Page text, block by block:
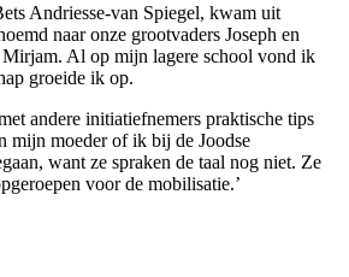
Andriesse-van Spiegel, kwam uit
naar onze grootvaders Joseph en
Mirjam. Al op mijn lagere school vond ik
groeide ik op.
andere initiatiefnemers praktische tips
mijn moeder of ik bij de Joodse
want ze spraken de taal nog niet. Ze
voor de mobilisatie.’